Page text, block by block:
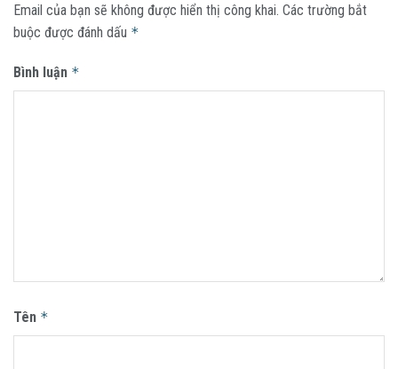
Email của bạn sẽ không được hiển thị công khai. Các trường bắt
buộc được đánh dấu *
Bình luận *
Tên *